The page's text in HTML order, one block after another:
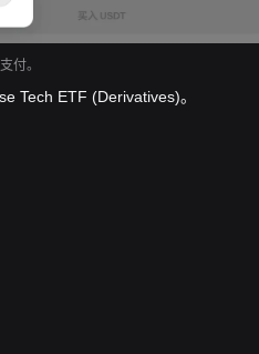
付。
Tech ETF (Derivatives)。